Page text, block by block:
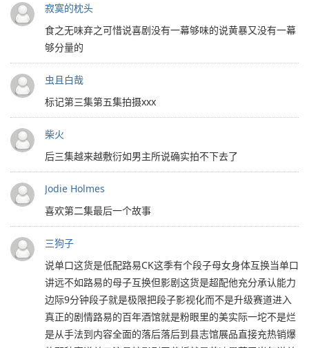
寂寞的枕头
食之无味弃之可惜说喜剧没有一幕够味的说黄暴又没有一幕
够分量的
虫且白哉
标记第三集第五集拍摄xxx
柴火
后三集越来越敷衍如男主所说确实拍不下去了
Jodie Holmes
喜欢第二集最后一个故事
三狗子
说单口这货是低配路易CK这季有个段子母女身体互换当单口
讲远不如路易的母子互换但影剧这货是超配他充分承认能力
边际9分钟段子就是极限把段子影视化而不是升级赛道进入
真正的剧情路易的百年酒馆就是粉眼里的美实际一坨不是烂
是从手法到内容全面的落后落后到县志馆展品直接充热销爆